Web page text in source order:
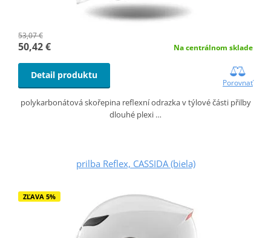
53,07 €
50,42 € Na centrálnom sklade
Detail produktu
Porovnať
polykarbonátová skořepina reflexní odrazka v týlové části přilby
dlouhé plexi …
prilba Reflex, CASSIDA (biela)
ZĽAVA 5%